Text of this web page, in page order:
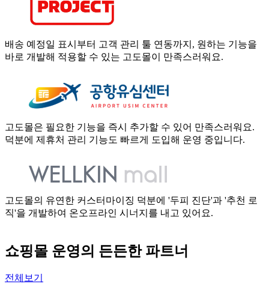
배송 예정일 표시부터 고객 관리 툴 연동까지, 원하는 기능을
바로 개발해 적용할 수 있는 고도몰이 만족스러워요.
고도몰은 필요한 기능을 즉시 추가할 수 있어 만족스러워요.
덕분에 제휴처 관리 기능도 빠르게 도입해 운영 중입니다.
고도몰의 유연한 커스터마이징 덕분에 '두피 진단'과 '추천 로
직'을 개발하여 온오프라인 시너지를 내고 있어요.
쇼핑몰 운영의 든든한 파트너
전체보기